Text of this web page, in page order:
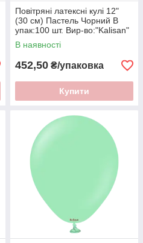
Повітряні латексні кулі 12"
(30 см) Пастель Чорний В
упак:100 шт. Вир-во:"Kalisan"
Туреччина
В наявності
452,50 ₴/упаковка
Купити